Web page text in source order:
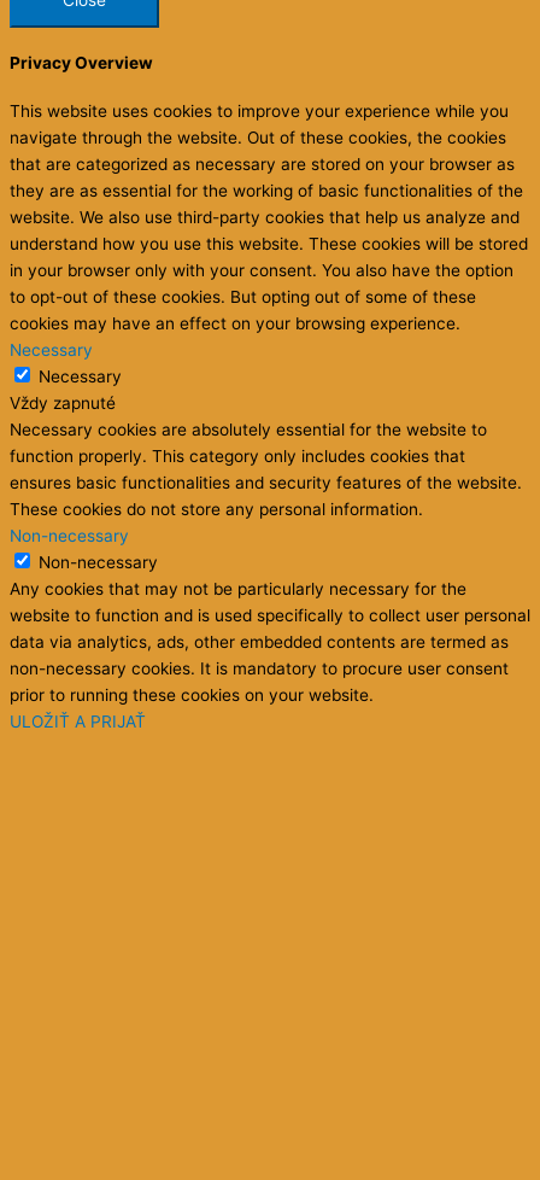
Privacy Overview
This website uses cookies to improve your experience while you
navigate through the website. Out of these cookies, the cookies
that are categorized as necessary are stored on your browser as
they are as essential for the working of basic functionalities of the
website. We also use third-party cookies that help us analyze and
understand how you use this website. These cookies will be stored
in your browser only with your consent. You also have the option
to opt-out of these cookies. But opting out of some of these
cookies may have an effect on your browsing experience.
Necessary
Necessary
Vždy zapnuté
Necessary cookies are absolutely essential for the website to
function properly. This category only includes cookies that
ensures basic functionalities and security features of the website.
These cookies do not store any personal information.
Non-necessary
Non-necessary
Any cookies that may not be particularly necessary for the
website to function and is used specifically to collect user personal
data via analytics, ads, other embedded contents are termed as
non-necessary cookies. It is mandatory to procure user consent
prior to running these cookies on your website.
ULOŽIŤ A PRIJAŤ